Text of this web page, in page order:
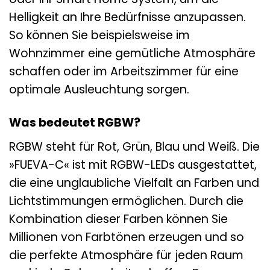
Helligkeit an Ihre Bedürfnisse anzupassen.
So können Sie beispielsweise im
Wohnzimmer eine gemütliche Atmosphäre
schaffen oder im Arbeitszimmer für eine
optimale Ausleuchtung sorgen.
Was bedeutet RGBW?
RGBW steht für Rot, Grün, Blau und Weiß. Die
»FUEVA-C« ist mit RGBW-LEDs ausgestattet,
die eine unglaubliche Vielfalt an Farben und
Lichtstimmungen ermöglichen. Durch die
Kombination dieser Farben können Sie
Millionen von Farbtönen erzeugen und so
die perfekte Atmosphäre für jeden Raum